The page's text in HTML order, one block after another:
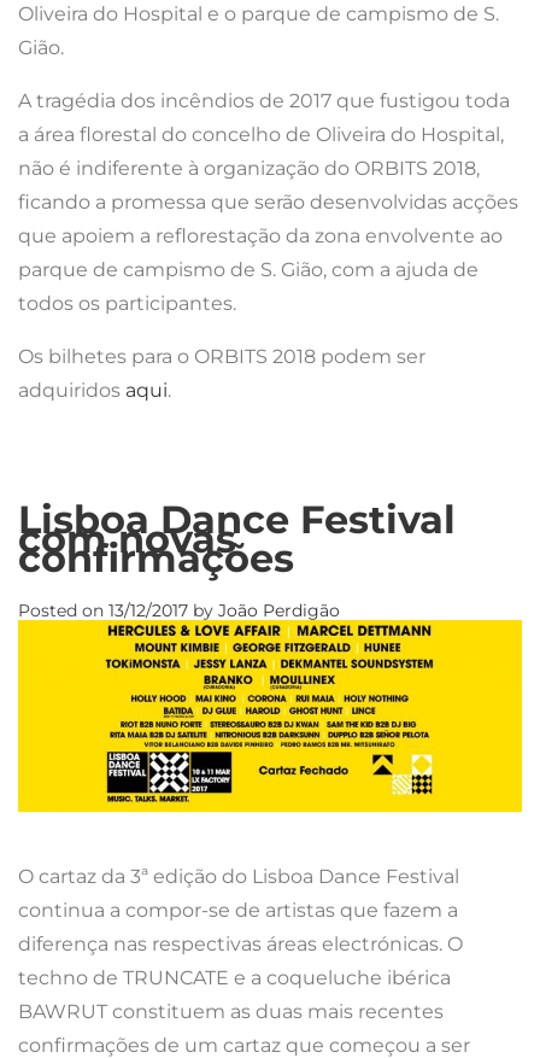
Oliveira do Hospital e o parque de campismo de S.
Gião.
A tragédia dos incêndios de 2017 que fustigou toda
a área florestal do concelho de Oliveira do Hospital,
não é indiferente à organização do ORBITS 2018,
ficando a promessa que serão desenvolvidas acções
que apoiem a reflorestação da zona envolvente ao
parque de campismo de S. Gião, com a ajuda de
todos os participantes.
Os bilhetes para o ORBITS 2018 podem ser
adquiridos aqui.
Lisboa Dance Festival
com novas
confirmações
Posted on 13/12/2017 by João Perdigão
O cartaz da 3ª edição do Lisboa Dance Festival
continua a compor-se de artistas que fazem a
diferença nas respectivas áreas electrónicas. O
techno de TRUNCATE e a coqueluche ibérica
BAWRUT constituem as duas mais recentes
confirmações de um cartaz que começou a ser